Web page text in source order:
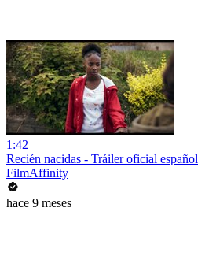
1:42
Recién nacidas - Tráiler oficial español
FilmAffinity
hace 9 meses